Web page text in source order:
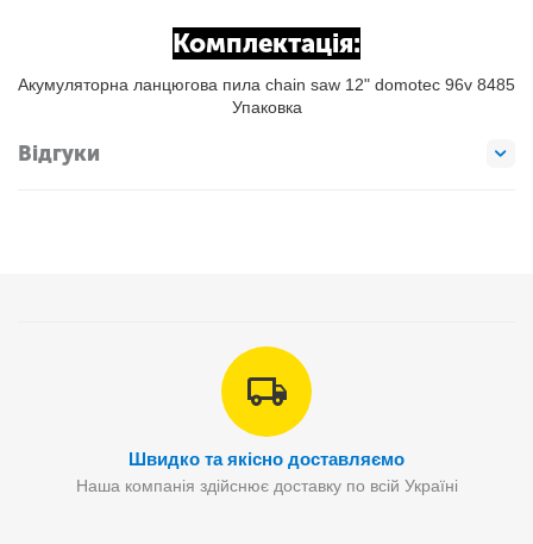
Комплектація:
Акумуляторна ланцюгова пила chain saw 12" domotec 96v 8485
Упаковка
Відгуки
Швидко та якісно доставляємо
Наша компанія здійснює доставку по всій Україні